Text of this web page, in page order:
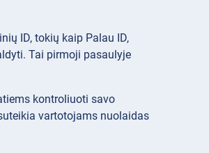
ID, tokių kaip Palau ID,
Tai pirmoji pasaulyje
kontroliuoti savo
vartotojams nuolaidas